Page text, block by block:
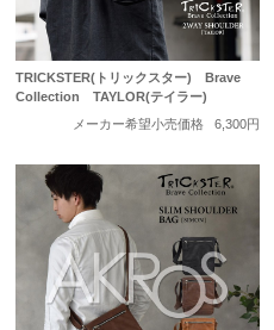
TRICKSTER(トリックスター) Brave
Collection TAYLOR(テイラー)
メーカー希望小売価格
6,300円